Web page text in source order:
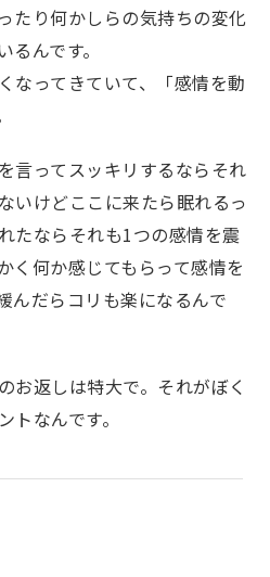
たり何かしらの気持ちの変化
んです。
なってきていて、「感情を動
言ってスッキリするならそれ
いけどここに来たら眠れるっ
たならそれも1つの感情を震
く何か感じてもらって感情を
んだらコリも楽になるんで
お返しは特大で。それがぼく
なんです。